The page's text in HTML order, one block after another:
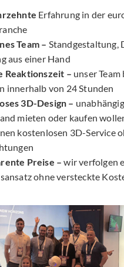
Erfahrung in der
Team – Standgestaltung,
aus einer Hand
Reaktionszeit – unser
innerhalb von 24 Stunden
3D-Design –
mieten oder kaufen
kostenlosen 3D-Service
Preise – wir verfolgen
ohne versteckte